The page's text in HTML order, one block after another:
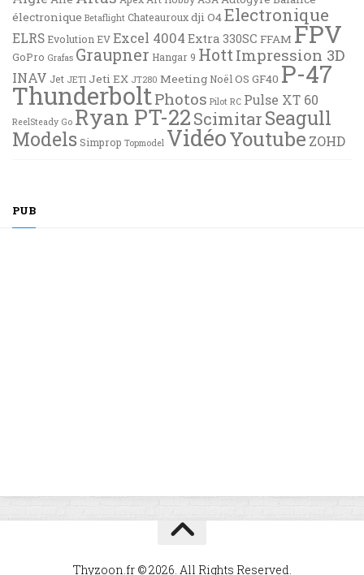
électronique Betaflight Chateaurouxdji O4Electronique
ELRS Evolution EVExcel 4004 Extra 330SC FFAM FPV
GoPro Grafas Graupner Hangar 9 Hott Impression 3D
INAV Jet JETI Jeti EX JT280 Meeting Noël OS GF40 P-47
ThunderboltPhotos Pilot RC Pulse XT 60
ReelSteady Go Ryan PT-22ScimitarSeagull
ModelsSimprop Topmodel VidéoYoutube ZOHD
PUB
Thyzoon.fr © 2026. All Rights Reserved.